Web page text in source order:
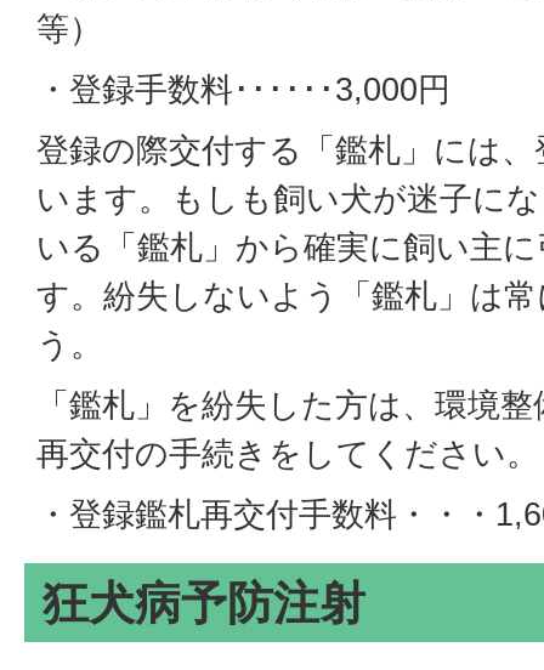
等）
・登録手数料･･････3,000円
登録の際交付する「鑑札」には
います。もしも飼い犬が迷子に
いる「鑑札」から確実に飼い主
す。紛失しないよう「鑑札」は
う。
「鑑札」を紛失した方は、環境
再交付の手続きをしてください。
・登録鑑札再交付手数料・・・
狂犬病予防注射